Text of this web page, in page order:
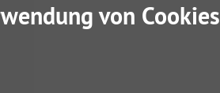
von Cookies